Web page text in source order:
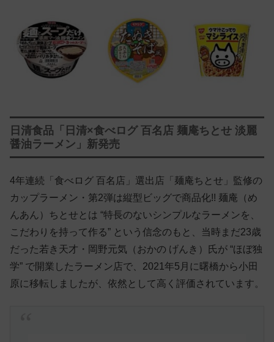
日清食品「日清×食べログ 百名店 麺庵ちとせ 淡麗
醤油ラーメン」新発売
4年連続「食べログ 百名店」選出店「麺庵ちとせ」監修の
カップラーメン・第2弾は縦型ビッグで商品化!! 麺庵（め
んあん）ちとせとは “特長のないシンプルなラーメンを、
こだわりを持って作る” という信念のもと、当時まだ23歳
だった若き天才・岡野元気（おかの げんき）氏が “ほぼ独
学” で開業したラーメン店で、2021年5月に曙橋から小田
原に移転しましたが、依然として高く評価されています。